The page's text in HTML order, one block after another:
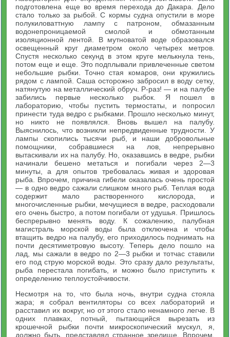
подготовлена еще во время перехода до Дакара. Дело
стало только за рыбой. С кормы судна опустили в море
полукиловаттную лампу с патроном, обмазанным
водонепроницаемой смолой и обмотанным
изоляционной лентой. В мутноватой воде образовался
освещенный круг диаметром около четырех метров.
Спустя несколько секунд в этом круге мелькнула тень,
потом еще и еще. Это подплывали привлеченные светом
небольшие рыбки. Точно стая комаров, они кружились
рядом с лампой. Саша осторожно забросил в воду сетку,
натянутую на металлический обруч. Р-раз! — и на палубе
забились первые несколько рыбок. Я пошел в
лабораторию, чтобы пустить термостаты, и попросил
принести туда ведро с рыбками. Прошло несколько минут,
но никто не появлялся. Вновь вышел на палубу.
Выяснилось, что возникли непредвиденные трудности. У
лампы скопились тысячи рыб, и наши добровольные
помощники, собравшиеся на лов, непрерывно
вытаскивали их на палубу. Но, оказавшись в ведре, рыбки
начинали бешено метаться и погибали через 2—3
минуты, а для опытов требовалась живая и здоровая
рыба. Впрочем, причина гибели оказалась очень простой
— в одно ведро сажали слишком много рыб. Теплая вода
содержит мало растворенного кислорода, и
многочисленные рыбки, мечущиеся в ведре, расходовали
его очень быстро, а потом погибали от удушья. Пришлось
беспрерывно менять воду. К сожалению, палубная
магистраль морской воды была отключена и чтобы
втащить ведро на палубу, его приходилось поднимать на
почти десятиметровую высоту. Теперь дело пошло на
лад, мы сажали в ведро по 2—3 рыбки и тотчас ставили
его под струю морской воды. Это сразу дало результаты,
рыба перестала погибать, и можно было приступить к
определению теплоустойчивости.
Несмотря на то, что была ночь, внутри судна стояла
жара; я собрал вентиляторы со всех лабораторий и
расставил их вокруг, но от этого стало ненамного легче. В
одних плавках, потный, пытающийся вырезать из
крошечной рыбки почти микроскопический мускул, я,
должно быть, представлял странное зрелище. Впрочем,